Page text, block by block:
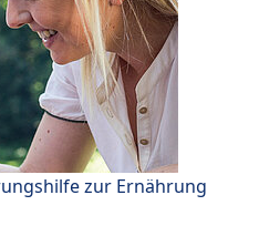
zur Ernährung